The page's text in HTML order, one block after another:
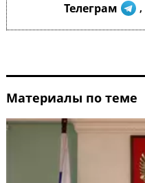
Телеграм ,
Материалы по теме